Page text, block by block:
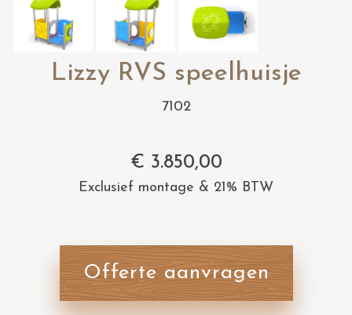
Lizzy RVS speelhuisje
7102
€ 3.850,00
Exclusief montage & 21% BTW
Offerte aanvragen